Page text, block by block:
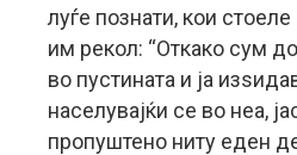
луѓе познати, кои
им рекол: “Откако сум
во пустината и ја
населувајќи се во неа,
пропуштено ниту еден